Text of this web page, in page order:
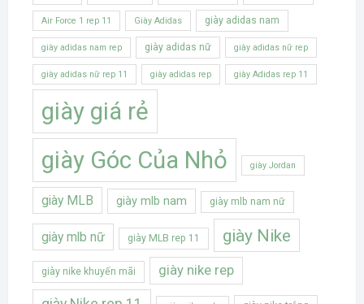
Air Force 1 rep 11 Giày Adidas giày adidas nam
giày adidas nam rep giày adidas nữ giày adidas nữ rep
giày adidas nữ rep 11 giày adidas rep giày Adidas rep 11
giày giá rẻ
giày Góc Của Nhỏ
giày Jordan
giày MLB giày mlb nam giày mlb nam nữ
giày mlb nữ giày MLB rep 11 giày Nike
giày nike khuyến mãi giày nike rep